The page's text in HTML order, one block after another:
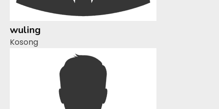
wuling
Kosong